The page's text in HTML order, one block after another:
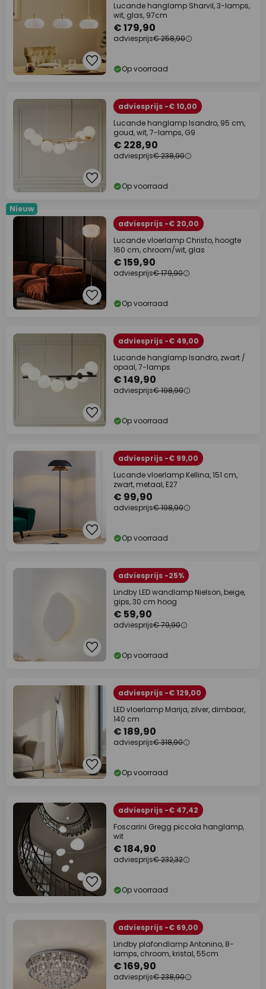
Lucande hanglamp Sharvil, 3-lamps,
wit, glas, 97cm
€ 179,90
adviesprijs€ 258,90
Op voorraad
adviesprijs -€ 10,00
Lucande hanglamp Isandro, 95 cm,
goud, wit, 7-lamps, G9
€ 228,90
adviesprijs€ 238,90
Op voorraad
Nieuw
adviesprijs -€ 20,00
Lucande vloerlamp Christo, hoogte
160 cm, chroom/wit, glas
€ 159,90
adviesprijs€ 179,90
Op voorraad
adviesprijs -€ 49,00
Lucande hanglamp Isandro, zwart /
opaal, 7-lamps
€ 149,90
adviesprijs€ 198,90
Op voorraad
adviesprijs -€ 99,00
Lucande vloerlamp Kellina, 151 cm,
zwart, metaal, E27
€ 99,90
adviesprijs€ 198,90
Op voorraad
adviesprijs -25%
Lindby LED wandlamp Nielson, beige,
gips, 30 cm hoog
€ 59,90
adviesprijs€ 79,90
Op voorraad
adviesprijs -€ 129,00
LED vloerlamp Marija, zilver, dimbaar,
140 cm
€ 189,90
adviesprijs€ 318,90
Op voorraad
adviesprijs -€ 47,42
Foscarini Gregg piccola hanglamp,
wit
€ 184,90
adviesprijs€ 232,32
Op voorraad
adviesprijs -€ 69,00
Lindby plafondlamp Antonino, 8-
lamps, chroom, kristal, 55cm
€ 169,90
adviesprijs€ 238,90